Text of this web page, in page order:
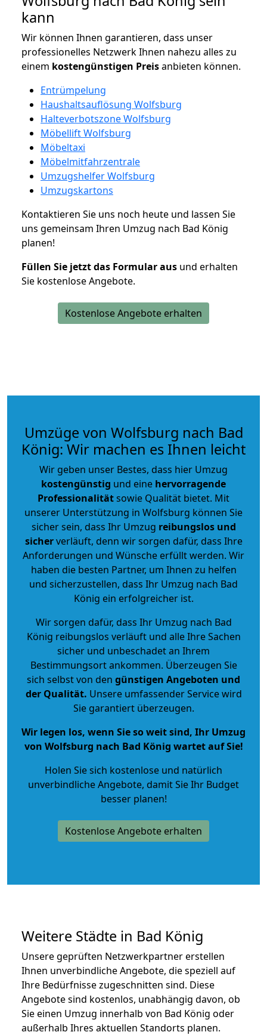
kann
Wir können Ihnen garantieren, dass unser
professionelles Netzwerk Ihnen nahezu alles zu
einem kostengünstigen Preisanbieten können.
Entrümpelung
Haushaltsauflösung Wolfsburg
Halteverbotszone Wolfsburg
Möbellift Wolfsburg
Möbeltaxi
Möbelmitfahrzentrale
Umzugshelfer Wolfsburg
Umzugskartons
Kontaktieren Sie uns noch heute und lassen Sie
uns gemeinsam Ihren Umzug nach Bad König
planen!
Füllen Sie jetzt das Formular aus und erhalten
Sie kostenlose Angebote.
Kostenlose Angebote erhalten
Umzüge von Wolfsburg nach Bad
König: Wir machen es Ihnen leicht
Wir geben unser Bestes, dass hier Umzug
kostengünstig und eine hervorragende
Professionalitätsowie Qualität bietet. Mit
unserer Unterstützung in Wolfsburg können Sie
sicher sein, dass Ihr Umzug reibungslos und
sicherverläuft, denn wir sorgen dafür, dass Ihre
Anforderungen und Wünsche erfüllt werden. Wir
haben die besten Partner, um Ihnen zu helfen
und sicherzustellen, dass Ihr Umzug nach Bad
König ein erfolgreicher ist.
Wir sorgen dafür, dass Ihr Umzug nach Bad
König reibungslos verläuft und alle Ihre Sachen
sicher und unbeschadet an Ihrem
Bestimmungsort ankommen. Überzeugen Sie
sich selbst von den günstigen Angeboten und
der Qualität. Unsere umfassender Service wird
Sie garantiert überzeugen.
Wir legen los, wenn Sie so weit sind, Ihr Umzug
von Wolfsburg nach Bad König wartet auf Sie!
Holen Sie sich kostenlose und natürlich
unverbindliche Angebote, damit Sie Ihr Budget
besser planen!
Kostenlose Angebote erhalten
Weitere Städte in Bad König
Unsere geprüften Netzwerkpartner erstellen
Ihnen unverbindliche Angebote, die speziell auf
Ihre Bedürfnisse zugeschnitten sind. Diese
Angebote sind kostenlos, unabhängig davon, ob
Sie einen Umzug innerhalb von Bad König oder
außerhalb Ihres aktuellen Standorts planen.